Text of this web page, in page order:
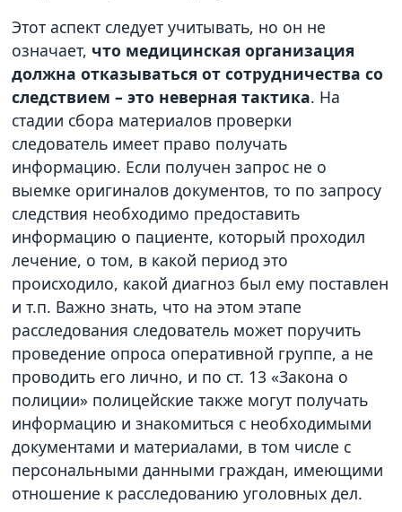
Этот аспект следует учитывать, но он не
означает, что медицинская организация
должна отказываться от сотрудничества со
следствием – это неверная тактика. На
стадии сбора материалов проверки
следователь имеет право получать
информацию. Если получен запрос не о
выемке оригиналов документов, то по запросу
следствия необходимо предоставить
информацию о пациенте, который проходил
лечение, о том, в какой период это
происходило, какой диагноз был ему поставлен
и т.п. Важно знать, что на этом этапе
расследования следователь может поручить
проведение опроса оперативной группе, а не
проводить его лично, и по ст. 13 «Закона о
полиции» полицейские также могут получать
информацию и знакомиться с необходимыми
документами и материалами, в том числе с
персональными данными граждан, имеющими
отношение к расследованию уголовных дел.